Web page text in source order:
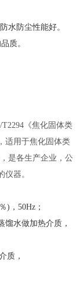
水防尘性能好。
质。
T2294《焦化固体类
适用于焦化固体类
是各生产企业，公
器。
，50Hz；
水做加热介质，
质，